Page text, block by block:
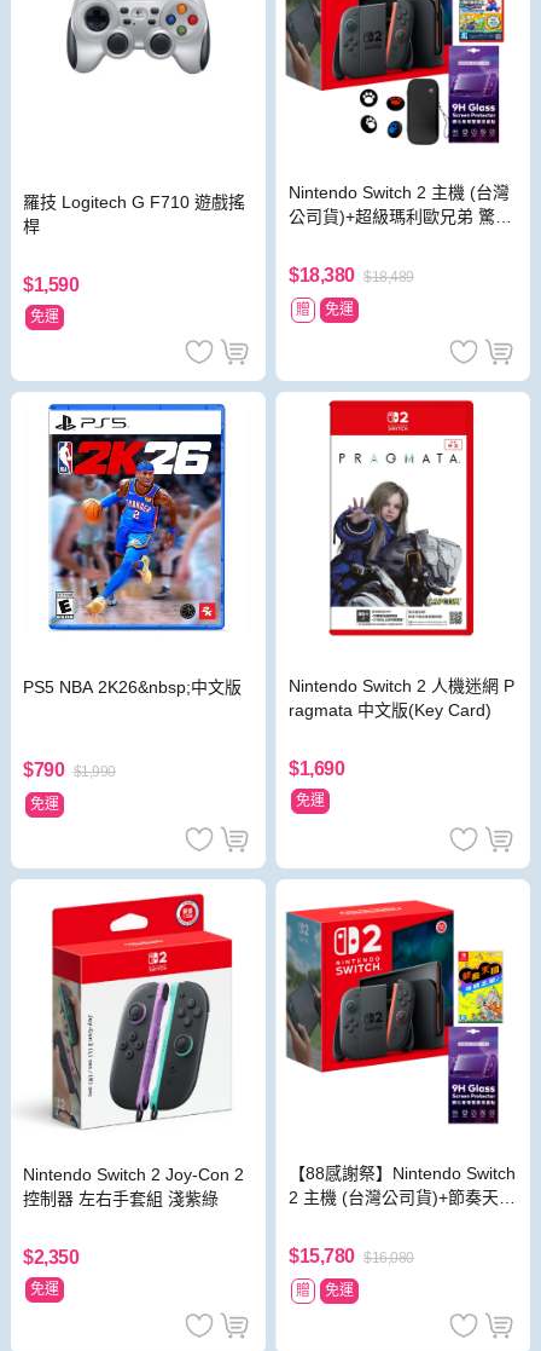
羅技 Logitech G F710 遊戲搖
桿
$1,590
免運
Nintendo Switch 2 主機 (台灣
公司貨)+超級瑪利歐兄弟 驚奇
制器
$18,380 $18,489
贈
免運
PS5 NBA 2K26&nbsp;中文版
$790 $1,990
免運
Nintendo Switch 2 人機迷網 P
ragmata 中文版(Key Card)
$1,690
免運
Nintendo Switch 2 Joy-Con 2
控制器 左右手套組 淺紫綠
$2,350
免運
【88感謝祭】Nintendo Switch
2 主機 (台灣公司貨)+節奏天國
$15,780 $16,080
贈
免運